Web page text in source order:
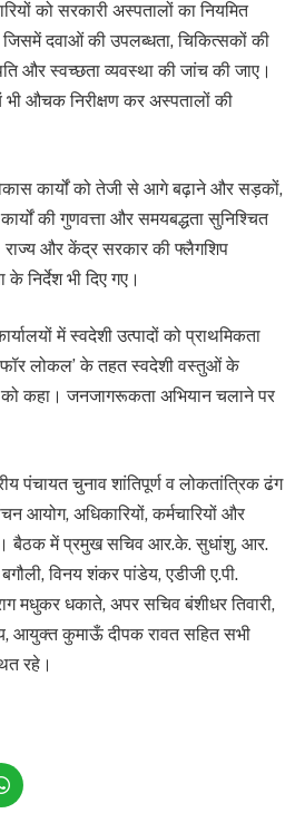
को सरकारी अस्पतालों का नियमित
जिसमें दवाओं की उपलब्धता, चिकित्सकों की
और स्वच्छता व्यवस्था की जांच की जाए।
औचक निरीक्षण कर अस्पतालों की
कार्यों को तेजी से आगे बढ़ाने और सड़कों,
की गुणवत्ता और समयबद्धता सुनिश्चित
राज्य और केंद्र सरकार की फ्लैगशिप
के निर्देश भी दिए गए।
में स्वदेशी उत्पादों को प्राथमिकता
लोकल’ के तहत स्वदेशी वस्तुओं के
कहा। जनजागरूकता अभियान चलाने पर
पंचायत चुनाव शांतिपूर्ण व लोकतांत्रिक ढंग
आयोग, अधिकारियों, कर्मचारियों और
बैठक में प्रमुख सचिव आर.के. सुधांशु, आर.
विनय शंकर पांडेय, एडीजी ए.पी.
मधुकर धकाते, अपर सचिव बंशीधर तिवारी,
आयुक्त कुमाऊँ दीपक रावत सहित सभी
रहे।